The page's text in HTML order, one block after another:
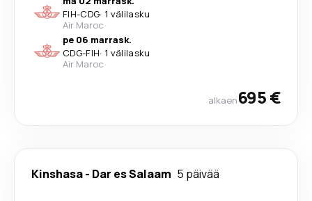
FIH-CDG· 1 välilasku
Air Maroc
pe 06 marrask.
CDG-FIH· 1 välilasku
Air Maroc
alkaen695 €
Kinshasa- Dar es Salaam 5 päivää